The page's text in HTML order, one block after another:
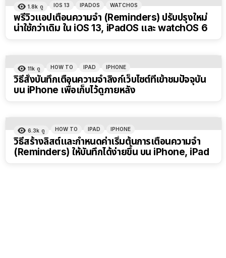
1.8k ดู IOS 13 IPADOS WATCHOS
พรีวิวแอปเตือนความจำ (Reminders) ปรับปรุงใหม่
น่าใช้กว่าเดิม ใน iOS 13, iPadOS และ watchOS 6
11k ดู HOW TO IPAD IPHONE
วิธีสั่งบันทึกเตือนความจำลิงก์เว็บไซต์ที่เข้าชมปัจจุบัน
บน iPhone เพื่อเก็บไว้ดูภายหลัง
6.3k ดู HOW TO IPAD IPHONE
วิธีสร้างลิสต์และกำหนดค่าเริ่มต้นการเตือนความจำ
(Reminders) ให้บันทึกได้ง่ายขึ้น บน iPhone, iPad